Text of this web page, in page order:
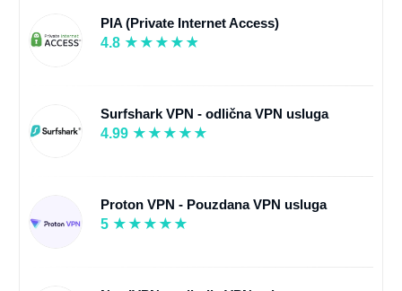
PIA (Private Internet Access)
4.8
Surfshark VPN - odlična VPN usluga
4.99
Proton VPN - Pouzdana VPN usluga
5